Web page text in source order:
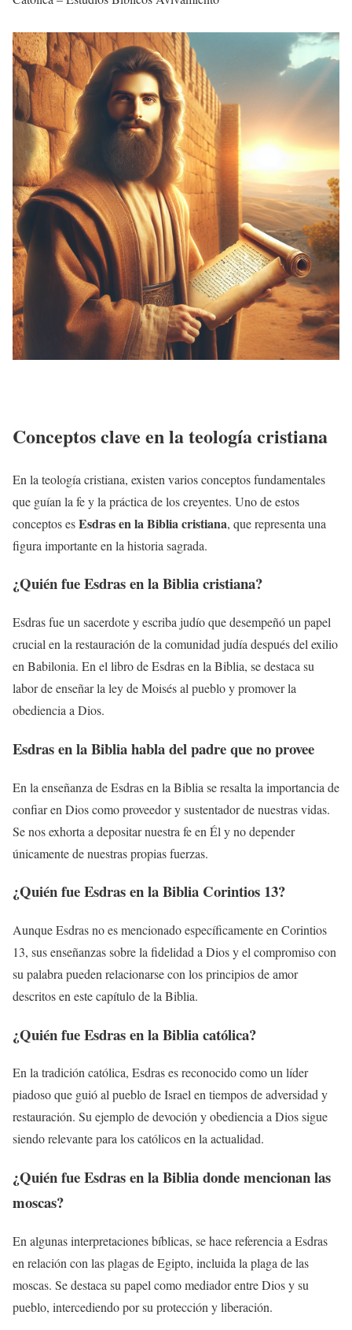
Conceptos clave en la teología cristiana
En la teología cristiana, existen varios conceptos fundamentales
que guían la fe y la práctica de los creyentes. Uno de estos
conceptos esEsdras en la Biblia cristiana, que representa una
figura importante en la historia sagrada.
¿Quién fue Esdras en la Biblia cristiana?
Esdras fue un sacerdote y escriba judío que desempeñó un papel
crucial en la restauración de la comunidad judía después del exilio
en Babilonia. En el libro de Esdras en la Biblia, se destaca su
labor de enseñar la ley de Moisés al pueblo y promover la
obediencia a Dios.
Esdras en la Biblia habla del padre que no provee
En la enseñanza de Esdras en la Biblia se resalta la importancia de
confiar en Dios como proveedor y sustentador de nuestras vidas.
Se nos exhorta a depositar nuestra fe en Él y no depender
únicamente de nuestras propias fuerzas.
¿Quién fue Esdras en la Biblia Corintios 13?
Aunque Esdras no es mencionado específicamente en Corintios
13, sus enseñanzas sobre la fidelidad a Dios y el compromiso con
su palabra pueden relacionarse con los principios de amor
descritos en este capítulo de la Biblia.
¿Quién fue Esdras en la Biblia católica?
En la tradición católica, Esdras es reconocido como un líder
piadoso que guió al pueblo de Israel en tiempos de adversidad y
restauración. Su ejemplo de devoción y obediencia a Dios sigue
siendo relevante para los católicos en la actualidad.
¿Quién fue Esdras en la Biblia donde mencionan las
moscas?
En algunas interpretaciones bíblicas, se hace referencia a Esdras
en relación con las plagas de Egipto, incluida la plaga de las
moscas. Se destaca su papel como mediador entre Dios y su
pueblo, intercediendo por su protección y liberación.